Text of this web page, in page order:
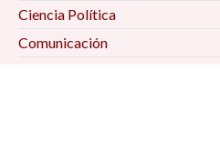
Ciencia Política
Comunicación